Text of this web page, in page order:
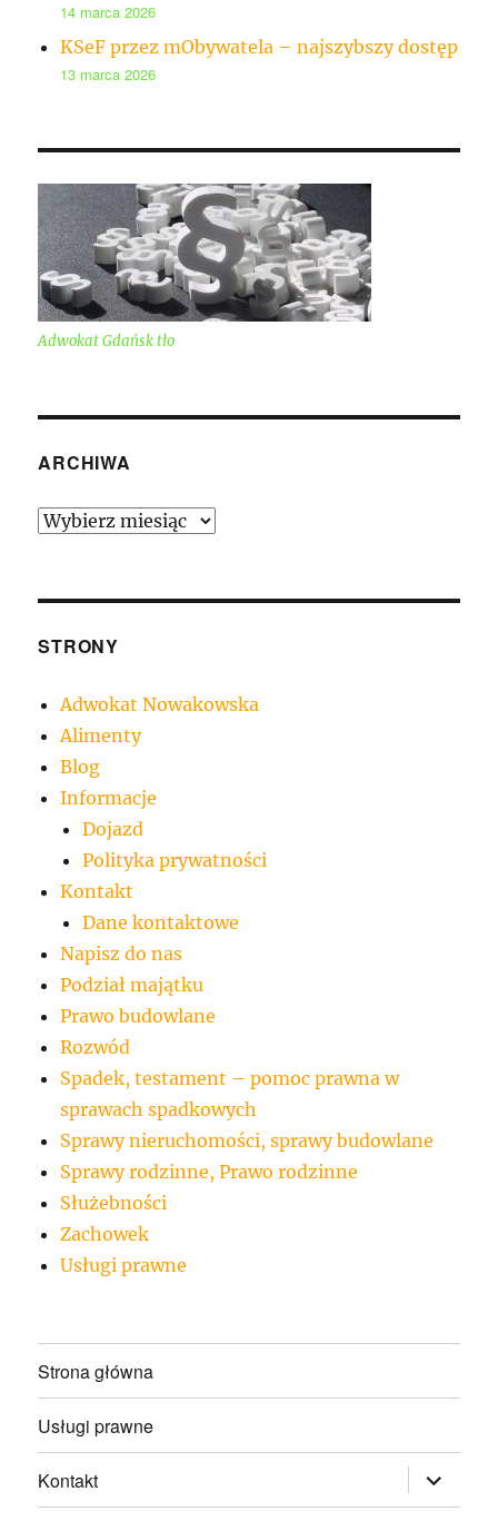
14 marca 2026
KSeF przez mObywatela – najszybszy dostęp
13 marca 2026
Adwokat Gdańsk tło
ARCHIWA
Archiwa
STRONY
Adwokat Nowakowska
Alimenty
Blog
Informacje
Dojazd
Polityka prywatności
Kontakt
Dane kontaktowe
Napisz do nas
Podział majątku
Prawo budowlane
Rozwód
Spadek, testament – pomoc prawna w
sprawach spadkowych
Sprawy nieruchomości, sprawy budowlane
Sprawy rodzinne, Prawo rodzinne
Służebności
Zachowek
Usługi prawne
Strona główna
Usługi prawne
Kontakt rozwiń
menu
potomne